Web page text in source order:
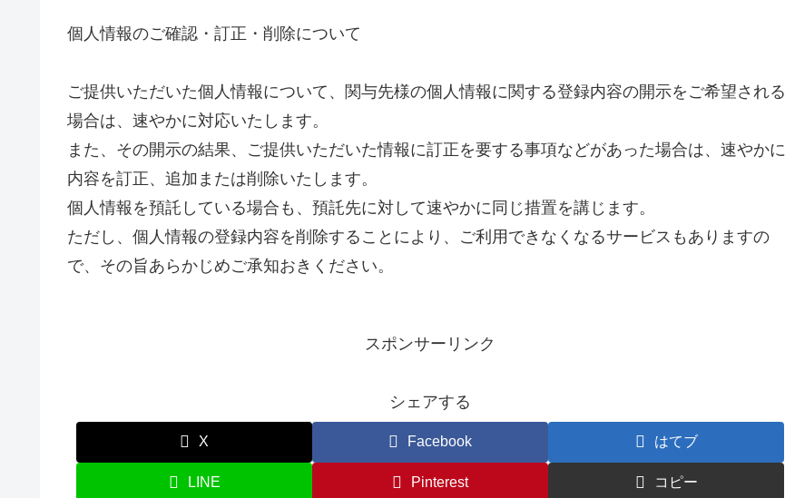
個人情報のご確認・訂正・削除について
ご提供いただいた個人情報について、関与先様の個人情報に関する登録内容の開示をご希望される
場合は、速やかに対応いたします。
また、その開示の結果、ご提供いただいた情報に訂正を要する事項などがあった場合は、速やかに
内容を訂正、追加または削除いたします。
個人情報を預託している場合も、預託先に対して速やかに同じ措置を講じます。
ただし、個人情報の登録内容を削除することにより、ご利用できなくなるサービスもありますの
で、その旨あらかじめご承知おきください。
スポンサーリンク
シェアする
X Facebook はてブ
LINE Pinterest コピー